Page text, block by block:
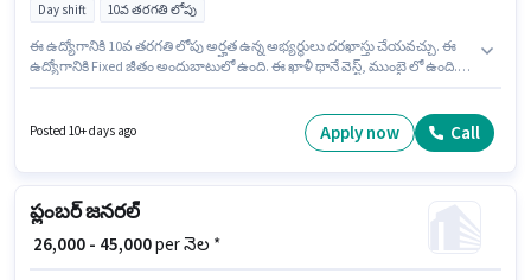
Day shift 10వ తరగతి లోపు
ఈ ఉద్యోగానికి 10వ తరగతి లోపు అర్హత ఉన్న అభ్యర్థులు దరఖాస్తు చేయవచ్చు. ఈ
ఉద్యోగానికి Fixed జీతం అందుబాటులో ఉంది. ఈ ఖాళీ థానే వెస్ట్, ముంబై లో ఉంది.
అనుభవం ఉన్న వారికి కోసం అనుకూలంగా ఉంటుంది. మీరు నెలకు ₹70000 వరకు
సంపాదించవచ్చు. ఇది Full Time ఉద్యోగం, ఇందులో DAY shift మరియు వారానికి 6
Posted 10+ days ago Apply now Call
ప్లంబర్ జనరల్
₹ 26,000 - 45,000per నెల *